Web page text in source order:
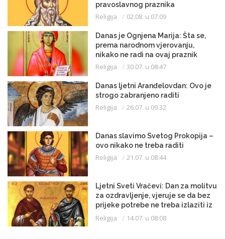
pravoslavnog praznika
Religija 02.08. u 07:09
Danas je Ognjena Marija: Šta se,
prema narodnom vjerovanju,
nikako ne radi na ovaj praznik
Religija 30.07. u 08:47
Danas ljetni Aranđelovdan: Ovo je
strogo zabranjeno raditi
Religija 26.07. u 09:32
Danas slavimo Svetog Prokopija –
ovo nikako ne treba raditi
Religija 21.07. u 08:44
Ljetni Sveti Vračevi: Dan za molitvu
za ozdravljenje, vjeruje se da bez
prijeke potrebe ne treba izlaziti iz
kuće
Religija 14.07. u 08:08